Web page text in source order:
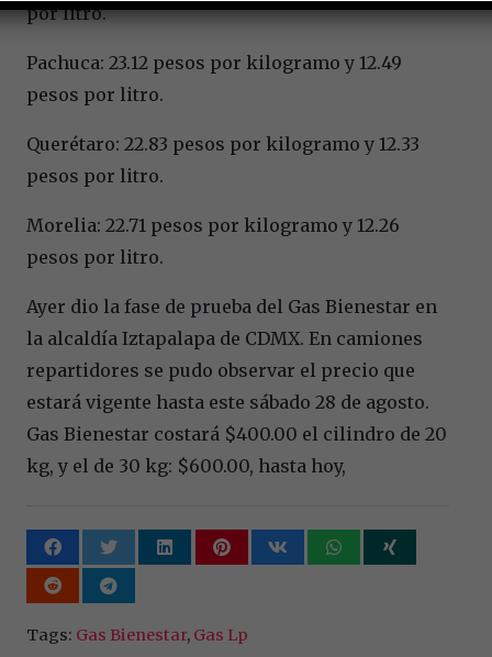
por litro.
Pachuca: 23.12 pesos por kilogramo y 12.49
pesos por litro.
Querétaro: 22.83 pesos por kilogramo y 12.33
pesos por litro.
Morelia: 22.71 pesos por kilogramo y 12.26
pesos por litro.
Ayer dio la fase de prueba del Gas Bienestar en
la alcaldía Iztapalapa de CDMX. En camiones
repartidores se pudo observar el precio que
estará vigente hasta este sábado 28 de agosto.
Gas Bienestar costará $400.00 el cilindro de 20
kg, y el de 30 kg: $600.00, hasta hoy,
Tags: Gas Bienestar, Gas Lp